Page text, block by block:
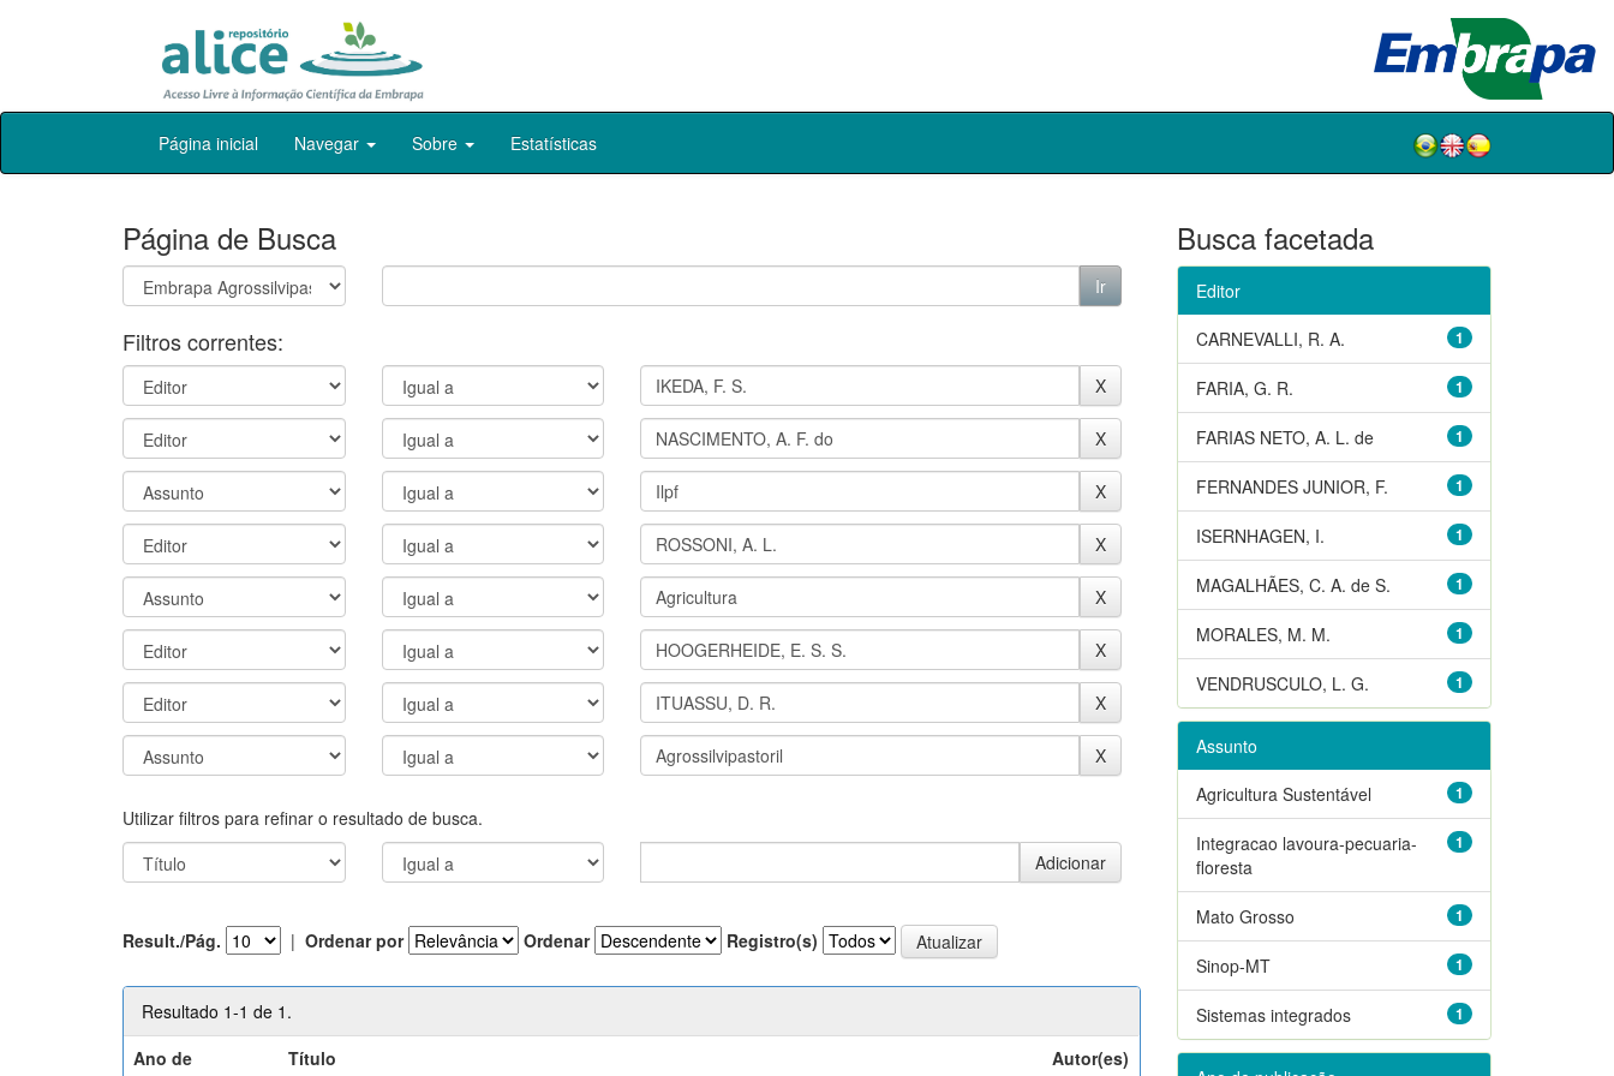
Skip
Página inicial Navegar Sobre Estatísticas
Página de Busca
Filtros correntes:
Utilizar filtros para refinar o resultado de busca.
Result./Pág. | Ordenar por Ordenar Registro(s)
Resultado 1-1 de 1.
Ano de
Título Autor(es)
Busca facetada
Editor
1
CARNEVALLI, R. A.
1
FARIA, G. R.
1
FARIAS NETO, A. L. de
1
FERNANDES JUNIOR, F.
1
ISERNHAGEN, I.
1
MAGALHÃES, C. A. de S.
1
MORALES, M. M.
1
VENDRUSCULO, L. G.
Assunto
1
Agricultura Sustentável
1
Integracao lavoura-pecuaria-
floresta
1
Mato Grosso
1
Sinop-MT
1
Sistemas integrados